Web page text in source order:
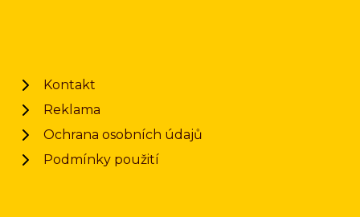
Kontakt
Reklama
Ochrana osobních údajů
Podmínky použití